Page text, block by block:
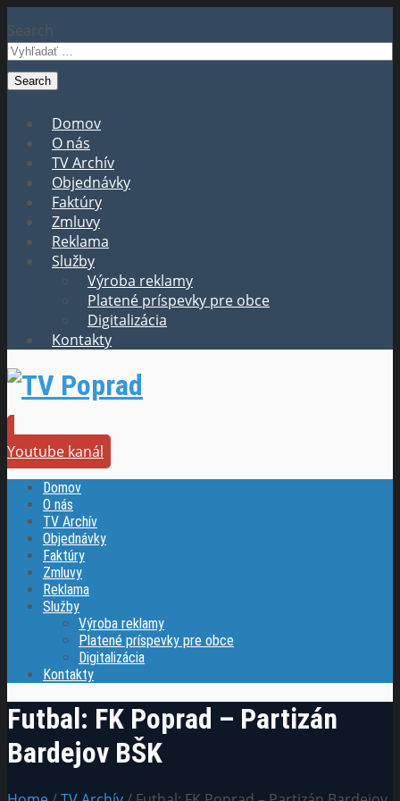
Search
Domov
O nás
TV Archív
Objednávky
Faktúry
Zmluvy
Reklama
Služby
Výroba reklamy
Platené príspevky pre obce
Digitalizácia
Kontakty
Youtube kanál
Domov
O nás
TV Archív
Objednávky
Faktúry
Zmluvy
Reklama
Služby
Výroba reklamy
Platené príspevky pre obce
Digitalizácia
Kontakty
Futbal: FK Poprad – Partizán
Bardejov BŠK